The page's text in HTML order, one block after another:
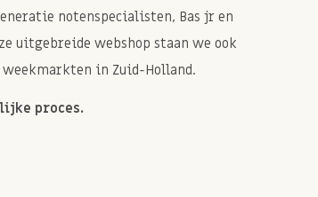
notenspecialisten, Bas jr en
uitgebreide webshop staan we ook
in Zuid-Holland.
proces.